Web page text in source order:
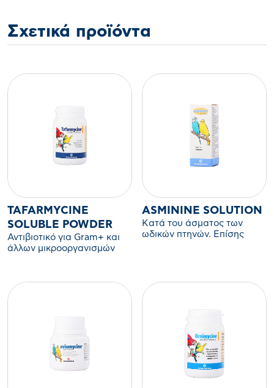
Σχετικά προϊόντα
TAFARMYCINE
SOLUBLE POWDER
Αντιβιοτικό για Gram+ και
άλλων μικροοργανισμών
ASMININE SOLUTION
Κατά του άσματος των
ωδικών πτηνών. Επίσης